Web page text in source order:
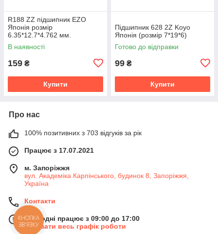
R188 ZZ підшипник EZO
Японія розмір
6.35*12.7*4.762 мм.
В наявності
159 ₴
Купити
Підшипник 628 2Z Koyo
Японія (розмір 7*19*6)
Готово до відправки
99 ₴
Купити
Про нас
100% позитивних з 703 відгуків за рік
Працює з 17.07.2021
м. Запоріжжя
вул. Академіка Карпінського, будинок 8, Запоріжжя,
Україна
Контакти
Сьогодні працює з 09:00 до 17:00
Показати весь графік роботи
КНОПКА
ЗВ'ЯЗКУ